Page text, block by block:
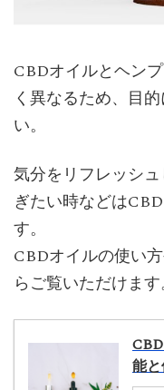
CBDオイルとヘン
く異なるため、目
い。
気分をリフレッシ
ぎたい時などは
す。
CBDオイルの使い
らご覧いただけます
能